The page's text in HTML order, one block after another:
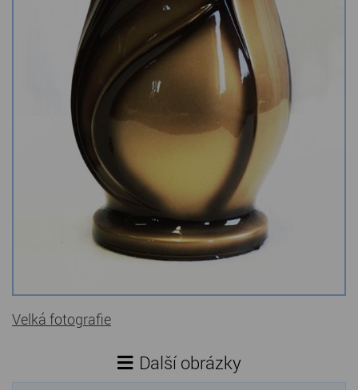
Kamenné stoly, konferenční stolky
Barevné kamenné drti
Štípané kamenné obklady
Dárkové předměty z přírodního kamene
Gabiony, gabionový kámen
Údržba a čištění kamene
Velká fotografie
Další obrázky